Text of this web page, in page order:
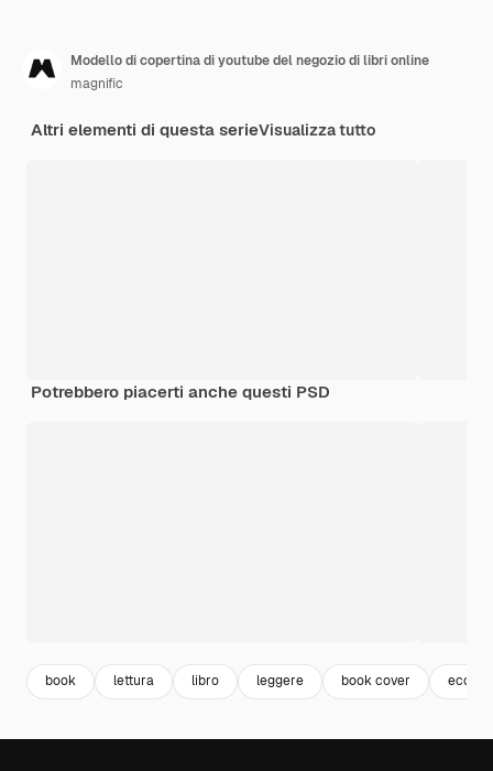
Modello di copertina di youtube del negozio di libri online
magnific
Altri elementi di questa serieVisualizza tutto
Potrebbero piacerti anche questi PSD
book lettura libro leggere book cover